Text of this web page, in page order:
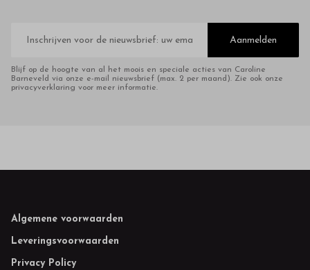
mailadres
Aanmelden
Blijf op de hoogte van al het moois en speciale acties van Caroline
Barneveld via onze e-mail nieuwsbrief (max. 2 per maand). Zie ook onze
privacyverklaring voor meer informatie.
Footer
Algemene voorwaarden
Leveringsvoorwaarden
Privacy Policy